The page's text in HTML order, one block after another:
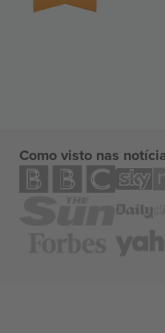
Como visto nas